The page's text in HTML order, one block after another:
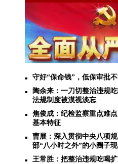
守好“保命钱”，低保审批
陶余来：一刀切整治违规
法规制度被漠视淡忘
焦俊成：纪检监察重点难
基本特征
曹展：深入贯彻中央八项
部“八小时之外”的小圈子
王常胜：把整治违规吃喝